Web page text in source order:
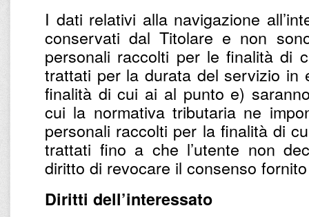
I dati relativi alla navigazione
conservati dal Titolare e non
personali raccolti per le finalità di
trattati per la durata del servizio in
finalità di cui ai al punto e)
cui la normativa tributaria ne
personali raccolti per la finalità di
trattati fino a che l’utente non
diritto di revocare il consenso
Diritti dell’interessato